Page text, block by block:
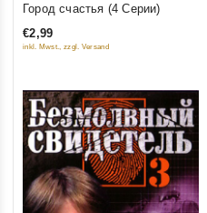
out
of
Город счастья (4 Серии)
€2,99
inkl. Mwst., zzgl. Versand